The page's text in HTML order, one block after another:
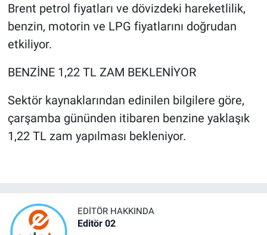
Brent petrol fiyatları ve dövizdeki hareketlilik,
benzin, motorin ve LPG fiyatlarını doğrudan
etkiliyor.
BENZİNE 1,22 TL ZAM BEKLENİYOR
Sektör kaynaklarından edinilen bilgilere göre,
çarşamba gününden itibaren benzine yaklaşık
1,22 TL zam yapılması bekleniyor.
EDITÖR HAKKINDA
Editör 02